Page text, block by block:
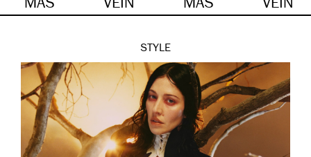
MÁS VEIN MÁS VEIN
STYLE